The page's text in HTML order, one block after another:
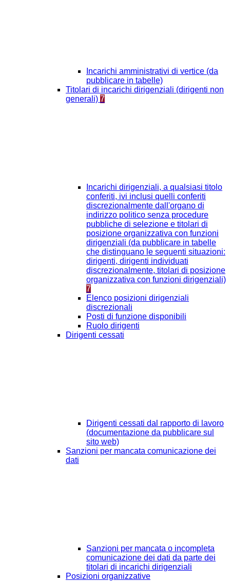
Incarichi amministrativi di vertice (da
pubblicare in tabelle)
Titolari di incarichi dirigenziali (dirigenti non
generali) 7
Incarichi dirigenziali, a qualsiasi titolo
conferiti, ivi inclusi quelli conferiti
discrezionalmente dall'organo di
indirizzo politico senza procedure
pubbliche di selezione e titolari di
posizione organizzativa con funzioni
dirigenziali (da pubblicare in tabelle
che distinguano le seguenti situazioni:
dirigenti, dirigenti individuati
discrezionalmente, titolari di posizione
organizzativa con funzioni dirigenziali)
7
Elenco posizioni dirigenziali
discrezionali
Posti di funzione disponibili
Ruolo dirigenti
Dirigenti cessati
Dirigenti cessati dal rapporto di lavoro
(documentazione da pubblicare sul
sito web)
Sanzioni per mancata comunicazione dei
dati
Sanzioni per mancata o incompleta
comunicazione dei dati da parte dei
titolari di incarichi dirigenziali
Posizioni organizzative